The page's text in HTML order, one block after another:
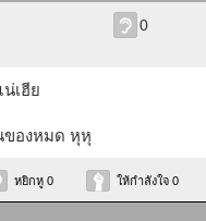
0
เฮีย
ของหมด หุหุ
หยิกหู 0 ให้กำลังใจ 0